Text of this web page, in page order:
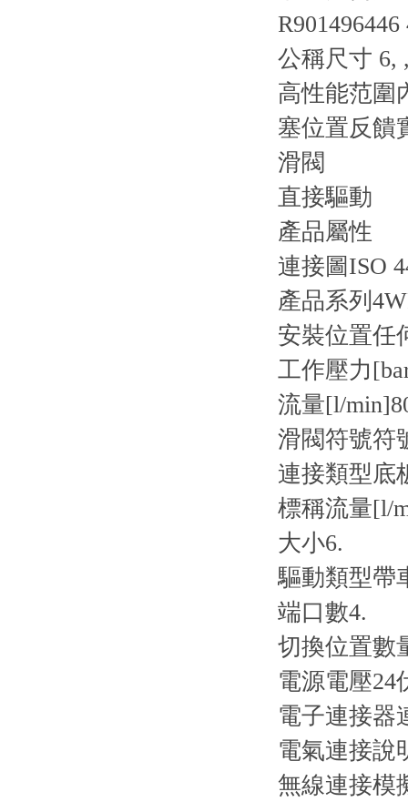
公稱尺寸 6,
高性能范圍
塞位置反饋
滑閥
直接驅動
產品屬性
連接圖ISO
產品系列
安裝位置任
工作壓力
流量[l/min]
滑閥符號符
連接類型底
標稱流量[l/
大小6.
驅動類型帶
端口數4.
切換位置數
電源電壓24
電子連接器
電氣連接說
無線連接模